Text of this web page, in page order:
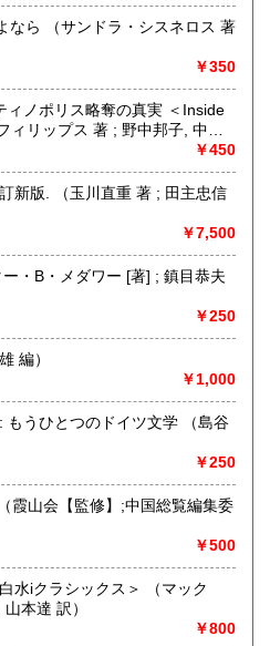
ロス 著
￥350
ィノポリス略奪の真実 ＜Inside
￥450
; 田主忠信
￥7,500
￥250
田辰雄 編）
￥1,000
ひとつのドイツ文学 （島谷
￥250
￥500
ラシックス＞ （マック
本達 訳）
￥800